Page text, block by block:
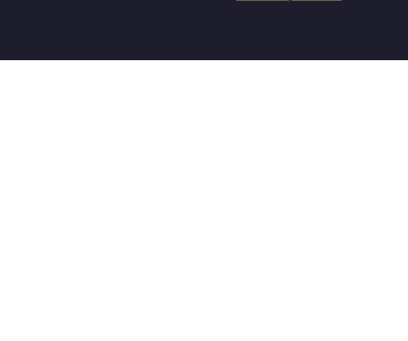
Marketing GmbH